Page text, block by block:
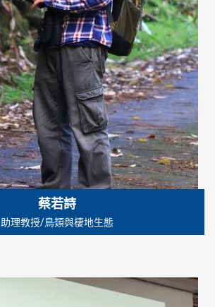
蔡若詩
助理教授/鳥類與棲地生態